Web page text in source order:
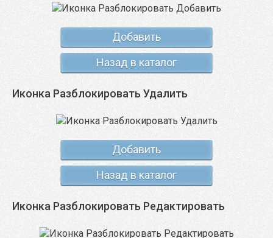
Добавить
Назад в каталог
Иконка Разблокировать Удалить
Добавить
Назад в каталог
Иконка Разблокировать Редактировать